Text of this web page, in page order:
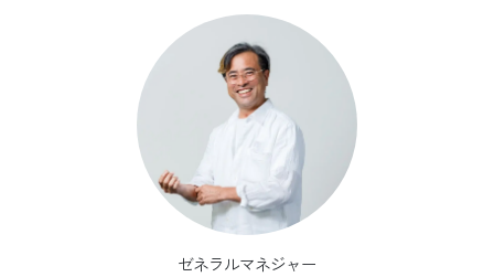
ゼネラルマネジャー